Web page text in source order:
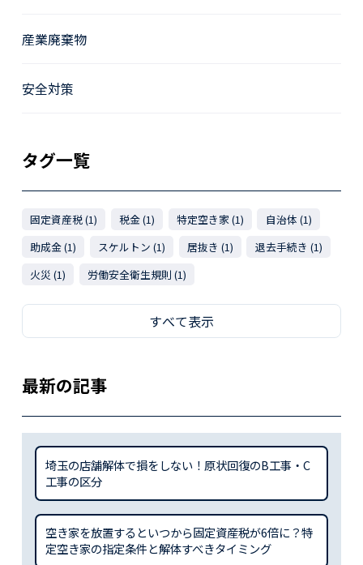
産業廃棄物
安全対策
タグ一覧
固定資産税 (1) 税金 (1) 特定空き家 (1)
自治体 (1)
助成金 (1)
スケルトン (1) 居抜き (1)
退去手続き (1)
火災 (1)
労働安全衛生規則 (1)
すべて表示
最新の記事
埼玉の店舗解体で損をしない！原状回復のB工事・C
工事の区分
空き家を放置するといつから固定資産税が6倍に？特
定空き家の指定条件と解体すべきタイミング